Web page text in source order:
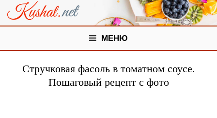
МЕНЮ
Стручковая фасоль в томатном соусе.
Пошаговый рецепт с фото